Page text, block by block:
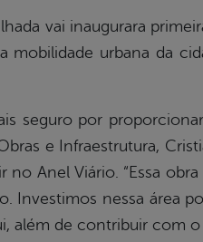
vai inaugurara
mobilidade urbana da
seguro por
e Infraestrutura,
Anel Viário. “Essa
Investimos nessa área
além de contribuir com